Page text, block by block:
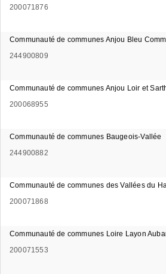
200071876
Communauté de communes Anjou Bleu
244900809
Communauté de communes Anjou Loir et
200068955
Communauté de communes Baugeois-Vallée
244900882
Communauté de communes des Vallées du
200071868
Communauté de communes Loire Layon
200071553